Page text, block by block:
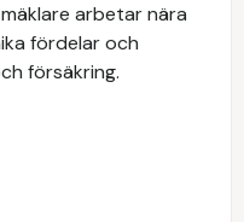
arbetar nära
fördelar och
försäkring.